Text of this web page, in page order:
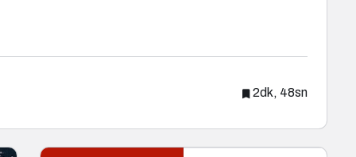
2dk, 48sn